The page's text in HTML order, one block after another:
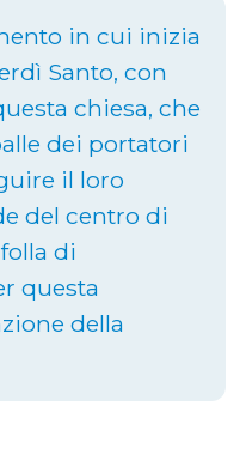
in cui inizia
Santo, con
chiesa, che
dei portatori
il loro
del centro di
di
questa
della